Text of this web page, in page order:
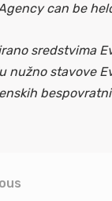
can be
sredstvima
nužno stavove